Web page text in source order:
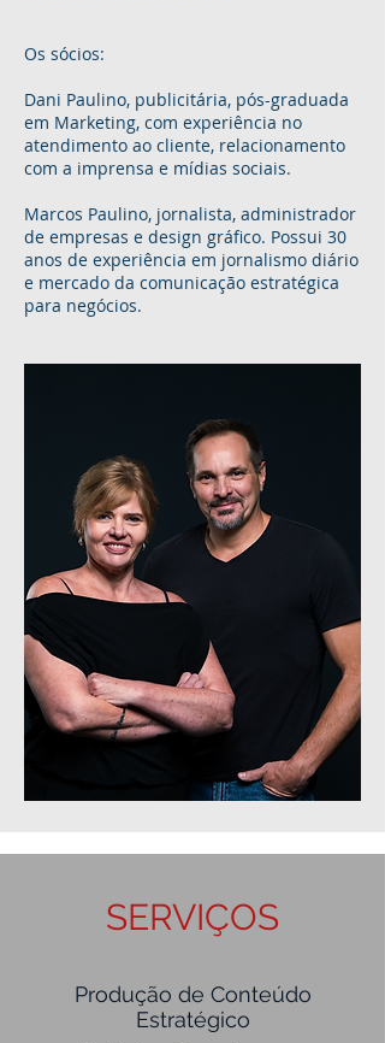
Os sócios:
Dani Paulino, publicitária, pós-graduada
em Marketing, com experiência no
atendimento ao cliente, relacionamento
com a imprensa e mídias sociais.
Marcos Paulino, jornalista, administrador
de empresas e design gráfico. Possui 30
anos de experiência em jornalismo diário
e mercado da comunicação estratégica
para negócios.
SERVIÇOS
Produção de Conteúdo
Estratégico